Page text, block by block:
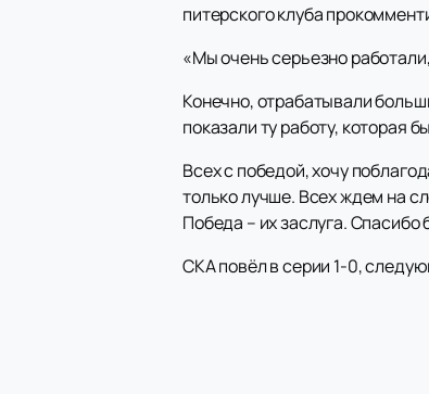
питерского клуба
«Мы очень серьезно
Конечно, отрабатывали
показали ту работу, которая
Всех с победой, хочу
только лучше. Всех ждем на
Победа – их заслуга. Спасибо
СКА повёл в серии 1-0,